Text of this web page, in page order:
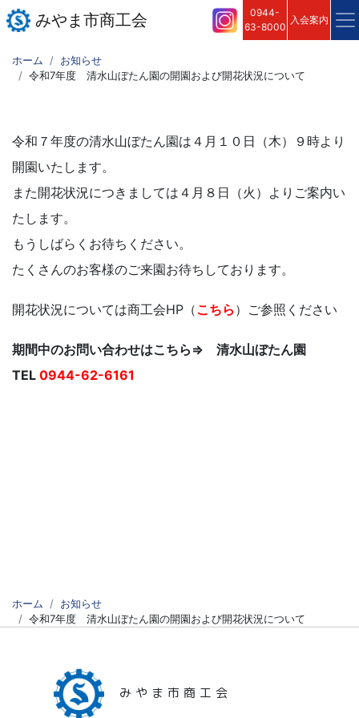
みやま市商工会
0944-
63-8000
入会案内
ホーム
お知らせ
令和7年度 清水山ぼたん園の開園および開花状況について
令和７年度の清水山ぼたん園は４月１０日（木）９時より
開園いたします。
また開花状況につきましては４月８日（火）よりご案内い
たします。
もうしばらくお待ちください。
たくさんのお客様のご来園お待ちしております。
開花状況については商工会HP（こちら ）ご参照ください
期間中のお問い合わせはこちら⇒
清水山ぼたん園
TEL 0944-62-6161
ホーム
お知らせ
令和7年度 清水山ぼたん園の開園および開花状況について
みやま市商工会